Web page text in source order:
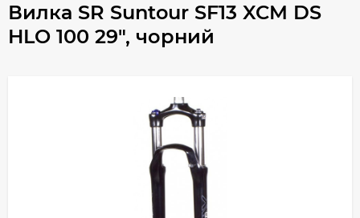
Вилка SR Suntour SF13 XCM DS
HLO 100 29", чорний